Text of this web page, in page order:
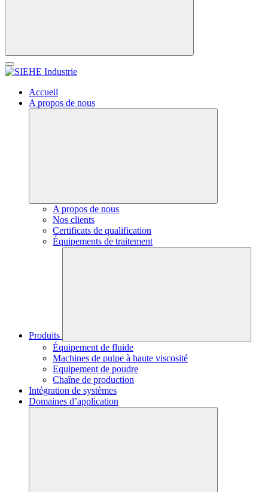
Accueil
A propos de nous
A propos de nous
Nos clients
Certificats de qualification
Équipements de traitement
Produits
Équipement de fluide
Machines de pulpe à haute viscosité
Equipement de poudre
Chaîne de production
Intégration de systèmes
Domaines d’application